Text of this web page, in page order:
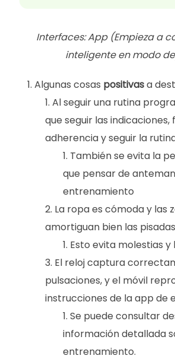
Interfaces: App (Empieza a
inteligente en modo
Algunas cosas positivasa
Al seguir una rutina
que seguir las indicaciones,
adherencia y seguir la
También se evita la
que pensar de
entrenamiento
La ropa es cómoda y las
amortiguan bien las
Esto evita molestias y
El reloj captura
pulsaciones, y el móvil
instrucciones de la app de
Se puede consultar
información detallada
entrenamiento.